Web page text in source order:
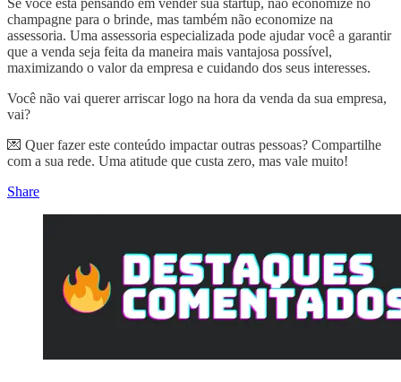
Se você está pensando em vender sua startup, não economize no
champagne para o brinde, mas também não economize na
assessoria. Uma assessoria especializada pode ajudar você a garantir
que a venda seja feita da maneira mais vantajosa possível,
maximizando o valor da empresa e cuidando dos seus interesses.
Você não vai querer arriscar logo na hora da venda da sua empresa,
vai?
💌 Quer fazer este conteúdo impactar outras pessoas? Compartilhe
com a sua rede. Uma atitude que custa zero, mas vale muito!
Share